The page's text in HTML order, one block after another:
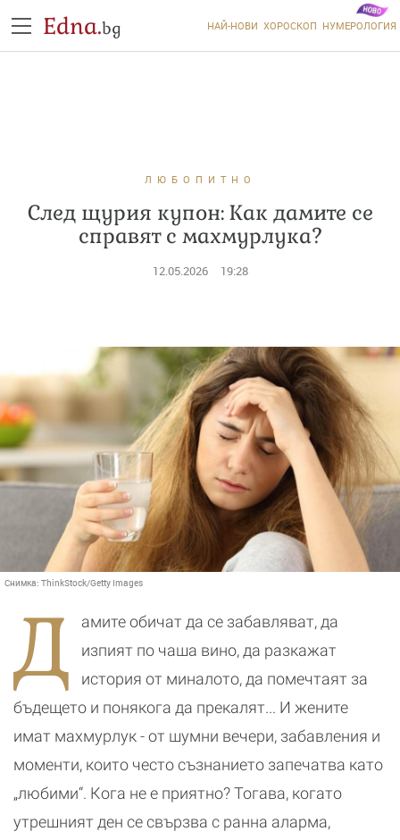
Edna.bg НАЙ-НОВИ ХОРОСКОП НУМЕРОЛОГИЯ
ЛЮБОПИТНО
След щурия купон: Как дамите се
справят с махмурлука?
12.05.2026 19:28
Снимка: ThinkStock/Getty Images
Д
амите обичат да се забавляват, да
изпият по чаша вино, да разкажат
история от миналото, да помечтаят за
бъдещето и понякога да прекалят... И жените
имат махмурлук - от шумни вечери, забавления и
моменти, които често съзнанието запечатва като
„любими“. Кога не е приятно? Тогава, когато
утрешният ден се свързва с ранна аларма,